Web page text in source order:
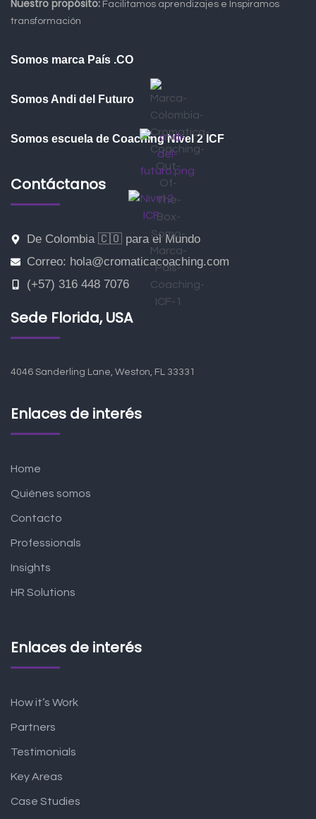
Nuestro propósito: Facilitamos aprendizajes e Inspiramos
transformación
Somos marca País .CO
Somos Andi del Futuro
Somos escuela de Coaching Nivel 2 ICF
Contáctanos
De Colombia 🇨🇴 para el Mundo
Correo: hola@cromaticacoaching.com
(+57) 316 448 7076
Sede Florida, USA
4046 Sanderling Lane, Weston, FL 33331
Enlaces de interés
Home
Quiénes somos
Contacto
Professionals
Insights
HR Solutions
Enlaces de interés
How it’s Work
Partners
Testimonials
Key Areas
Case Studies